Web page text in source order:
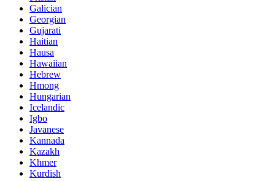
Galician
Georgian
Gujarati
Haitian
Hausa
Hawaiian
Hebrew
Hmong
Hungarian
Icelandic
Igbo
Javanese
Kannada
Kazakh
Khmer
Kurdish